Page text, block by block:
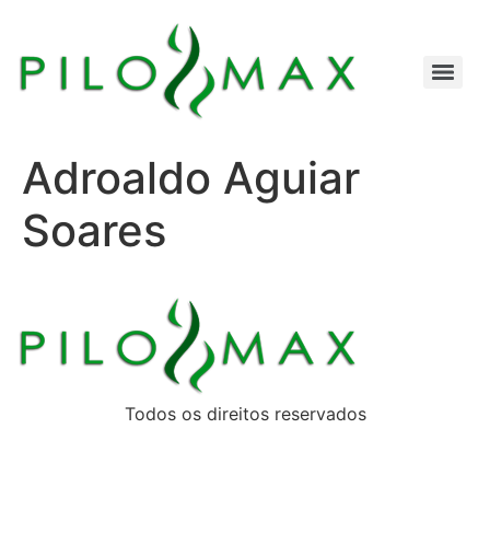
Adroaldo Aguiar
Soares
Todos os direitos reservados